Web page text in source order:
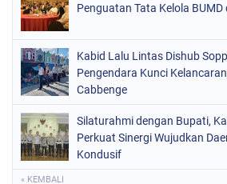
SULSEL
Penguatan Tata Kelola
Kabid Lalu Lintas Dishub
Pengendara Kunci
Cabbenge
Silaturahmi dengan Bupati,
Perkuat Sinergi Wujudkan
Kondusif
« KEMBALI